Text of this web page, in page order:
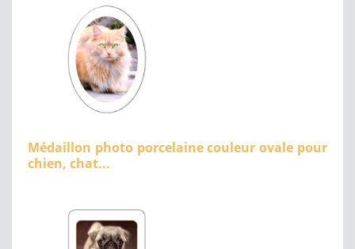
Médaillon photo porcelaine couleur ovale pour
chien, chat...